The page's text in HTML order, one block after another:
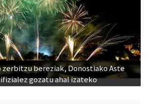
bereziak, Donostiako Aste
gozatu ahal izateko